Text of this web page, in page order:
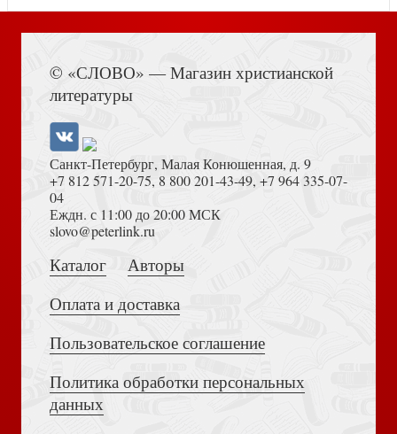
Преобразующая сила Евангелия
Евангелие для настоящей жизни. Руководство по
Иисус, Которого я не знал (Триада)
Код личности вашего ребенка: обращаем недостатки в
достоинства
Толкование на Апокалипсис (Тихоний Африканский)
Достоевский Ф.М. Сила и правда России (2024)
© «СЛОВО» — Магазин христианской
литературы
Санкт-Петербург, Малая Конюшенная, д. 9
+7 812 571-20-75, 8 800 201-43-49, +7 964 335-07-
04
Еждн. с 11:00 до 20:00 МСК
slovo@peterlink.ru
Каталог
Авторы
Оплата и доставка
Пользовательское соглашение
Политика обработки персональных
данных